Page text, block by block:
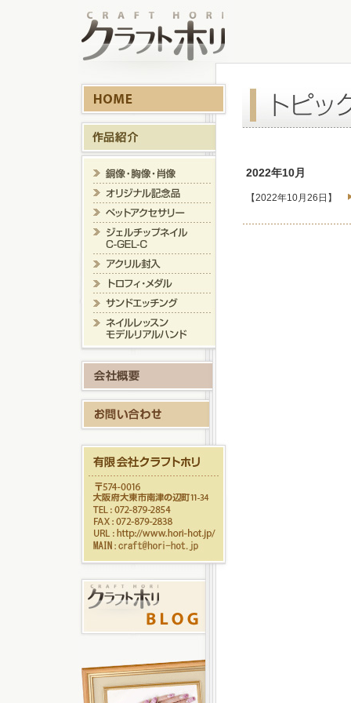
2022年10月
【2022年10月26日】